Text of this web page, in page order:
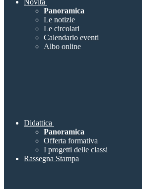
Novità
Panoramica
Le notizie
Le circolari
Calendario eventi
Albo online
Didattica
Panoramica
Offerta formativa
I progetti delle classi
Rassegna Stampa